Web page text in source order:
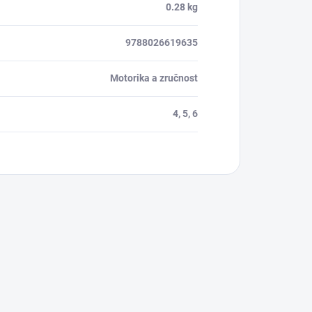
0.28 kg
9788026619635
Motorika a zručnost
4, 5, 6